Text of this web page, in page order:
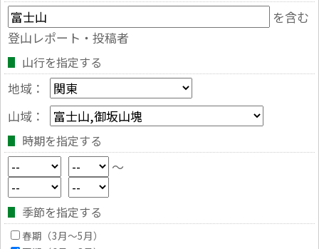
を含む
登山レポート・投稿者
山行を指定する
地域：
山域：
時期を指定する
～
季節を指定する
春期（3月～5月）